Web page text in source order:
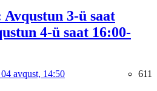
3-ü saat
4-ü saat 16:00-
04 avqust, 14:50 611